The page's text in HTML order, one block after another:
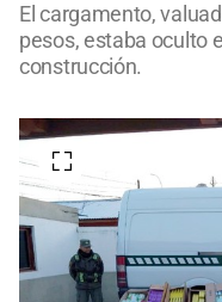
El cargamento,
pesos, estaba oculto
construcción.